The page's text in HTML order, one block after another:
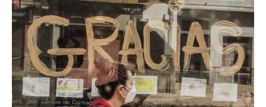
más
de
28,5
millones
de
euros